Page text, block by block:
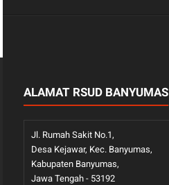
ALAMAT RSUD BANYUMAS
Jl. Rumah Sakit No.1,
Desa Kejawar, Kec. Banyumas,
Kabupaten Banyumas,
Jawa Tengah - 53192